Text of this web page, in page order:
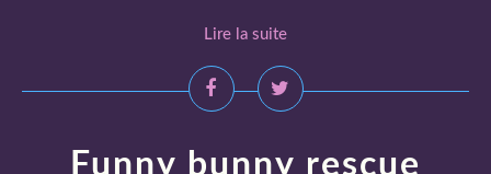
Lire la suite
Funny bunny rescue